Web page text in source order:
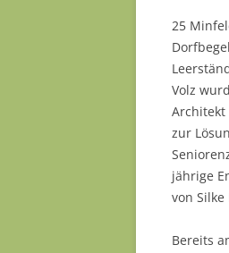
25
Volz
Architekt
zur
jährige
von
Bereits